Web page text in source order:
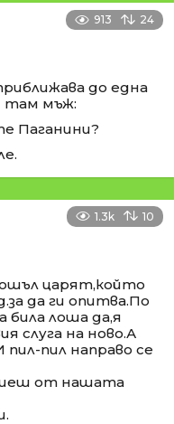
913 24
до една
там мъж:
Паганини?
1.3k 10
царят,който
да ги опитва.По
била лоша да,я
слуга на ново.А
пил-пил направо се
от нашата